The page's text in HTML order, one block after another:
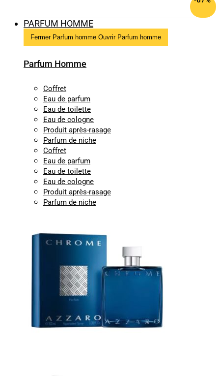
PARFUM HOMME
Fermer Parfum homme Ouvrir Parfum homme
Parfum Homme
Coffret
Eau de parfum
Eau de toilette
Eau de cologne
Produit après-rasage
Parfum de niche
Coffret
Eau de parfum
Eau de toilette
Eau de cologne
Produit après-rasage
Parfum de niche